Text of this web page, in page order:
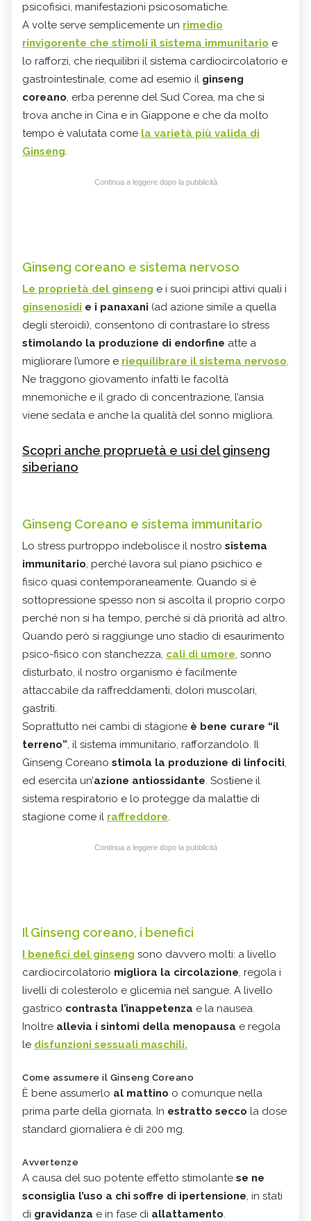
psicofisici, manifestazioni psicosomatiche.
A volte serve semplicemente un rimedio
rinvigorente che stimoli il sistema immunitario e
lo rafforzi, che riequilibri il sistema cardiocircolatorio e
gastrointestinale, come ad esemio il ginseng
coreano, erba perenne del Sud Corea, ma che si
trova anche in Cina e in Giappone e che da molto
tempo è valutata come la varietà più valida di
Ginseng.
Continua a leggere dopo la pubblicità
Ginseng coreano e sistema nervoso
Le proprietà del ginseng e i suoi principi attivi quali i
ginsenosidi e i panaxani (ad azione simile a quella
degli steroidi), consentono di contrastare lo stress
stimolando la produzione di endorfine atte a
migliorare l’umore e riequilibrare il sistema nervoso.
Ne traggono giovamento infatti le facoltà
mnemoniche e il grado di concentrazione, l’ansia
viene sedata e anche la qualità del sonno migliora.
Scopri anche propruetà e usi del ginseng
siberiano
Ginseng Coreano e sistema immunitario
Lo stress purtroppo indebolisce il nostro sistema
immunitario, perché lavora sul piano psichico e
fisico quasi contemporaneamente. Quando si è
sottopressione spesso non si ascolta il proprio corpo
perché non si ha tempo, perché si dà priorità ad altro.
Quando però si raggiunge uno stadio di esaurimento
psico-fisico con stanchezza, cali di umore, sonno
disturbato, il nostro organismo è facilmente
attaccabile da raffreddamenti, dolori muscolari,
gastriti.
Soprattutto nei cambi di stagione è bene curare “il
terreno”, il sistema immunitario, rafforzandolo. Il
Ginseng Coreano stimola la produzione di linfociti,
ed esercita un’azione antiossidante. Sostiene il
sistema respiratorio e lo protegge da malattie di
stagione come il raffreddore.
Continua a leggere dopo la pubblicità
Il Ginseng coreano, i benefici
I benefici del ginseng sono davvero molti: a livello
cardiocircolatorio migliora la circolazione, regola i
livelli di colesterolo e glicemia nel sangue. A livello
gastrico contrasta l’inappetenza e la nausea.
Inoltre allevia i sintomi della menopausa e regola
le disfunzioni sessuali maschili.
Come assumere il Ginseng Coreano
È bene assumerlo al mattino o comunque nella
prima parte della giornata. In estratto secco la dose
standard giornaliera è di 200 mg.
Avvertenze
A causa del suo potente effetto stimolante se ne
sconsiglia l’uso a chi soffre di ipertensione, in stati
di gravidanza e in fase di allattamento.